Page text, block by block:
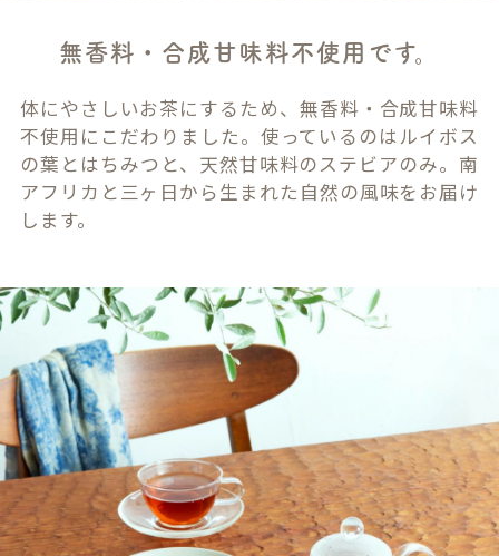
無香料・合成甘味料不使用です。
体にやさしいお茶にするため、無香料・合成甘味料
不使用にこだわりました。使っているのはルイボス
の葉とはちみつと、天然甘味料のステビアのみ。南
アフリカと三ヶ日から生まれた自然の風味をお届け
します。